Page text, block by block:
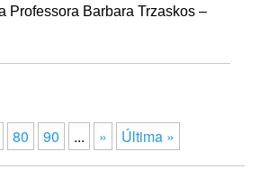
Professora Barbara Trzaskos –
80 90 ... » Última »